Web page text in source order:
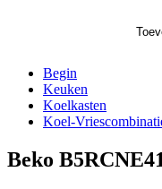
Begin
Keuken
Koelkasten
Koel-
Beko